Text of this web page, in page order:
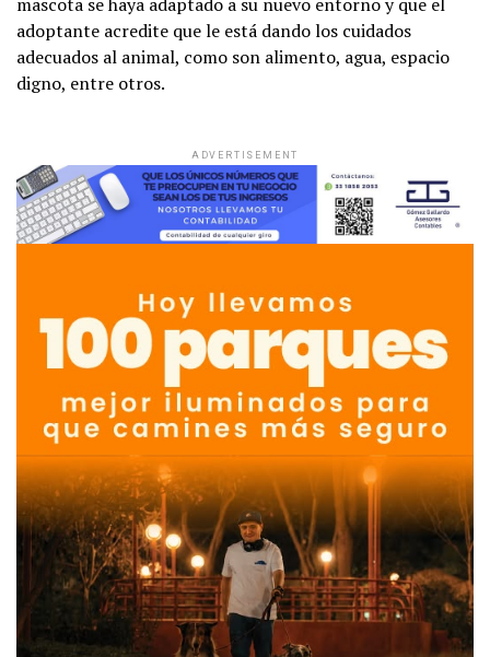
adoptante acredite que le está dando los cuidados
adecuados al animal, como son alimento, agua, espacio
digno, entre otros.
ADVERTISEMENT